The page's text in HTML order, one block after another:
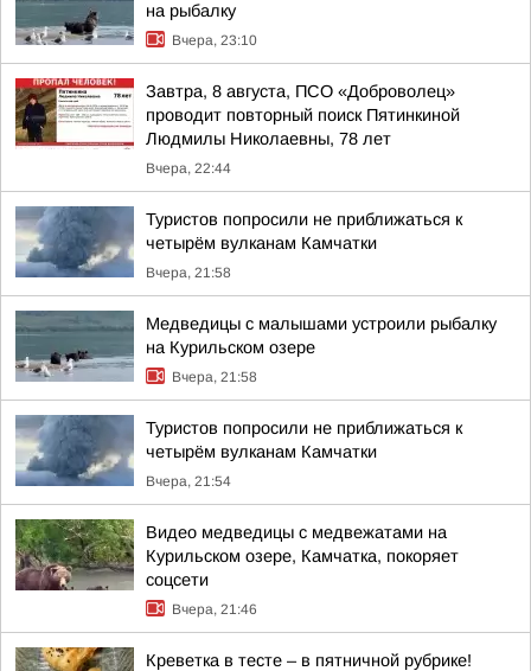
на рыбалку
Вчера, 23:10
Завтра, 8 августа, ПСО «Доброволец»
проводит повторный поиск Пятинкиной
Людмилы Николаевны, 78 лет
Вчера, 22:44
Туристов попросили не приближаться к
четырём вулканам Камчатки
Вчера, 21:58
Медведицы с малышами устроили рыбалку
на Курильском озере
Вчера, 21:58
Туристов попросили не приближаться к
четырём вулканам Камчатки
Вчера, 21:54
Видео медведицы с медвежатами на
Курильском озере, Камчатка, покоряет
соцсети
Вчера, 21:46
Креветка в тесте – в пятничной рубрике!